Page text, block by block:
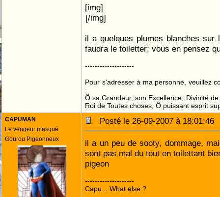
[img]
[/img]
il a quelques plumes blanches sur
faudra le toiletter; vous en pensez
--------------------
Pour s'adresser à ma personne, veuillez
:
Ô sa Grandeur, son Excellence, Divinité
Roi de Toutes choses, Ô puissant esprit
CAPUMAN
Le vengeur masqué
Gourou Pigeonneux
Posté le 26-09-2007 à
il a un peu de sooty, dommage,
sont pas mal du tout en toilettant
pigeon
--------------------
Capu... What else ?